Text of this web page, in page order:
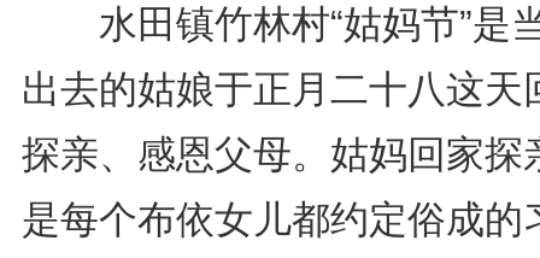
水田镇竹林村“姑妈节”是
出去的姑娘于正月二十八这天
探亲、感恩父母。姑妈回家探
是每个布依女儿都约定俗成的